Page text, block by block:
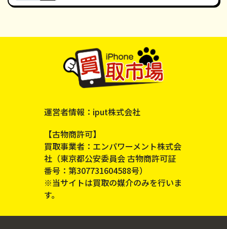
運営者情報：iput株式会社
【古物商許可】
買取事業者：エンパワーメント株式会
社（東京都公安委員会 古物商許可証
番号：第307731604588号）
※当サイトは買取の媒介のみを行いま
す。